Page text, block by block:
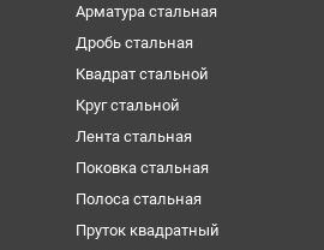
Арматура стальная
Дробь стальная
Квадрат стальной
Круг стальной
Лента стальная
Поковка стальная
Полоса стальная
Пруток квадратный